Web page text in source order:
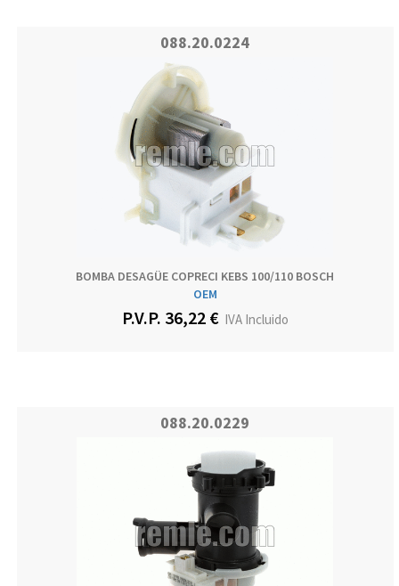
088.20.0224
BOMBA DESAGÜE COPRECI KEBS 100/110 BOSCH
OEM
P.V.P. 36,22 €IVA Incluido
088.20.0229